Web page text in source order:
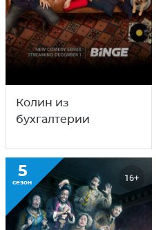
Колин из
бухгалтерии
5
сезон 16+